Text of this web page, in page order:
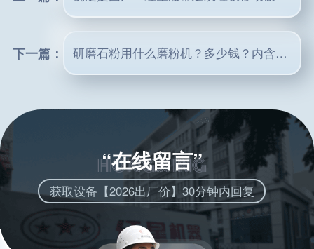
下一篇： 研磨石粉用什么磨粉机？多少钱？内含石粉磨粉机工作视频
“在线留言”
获取设备【2026出厂价】30分钟内回复